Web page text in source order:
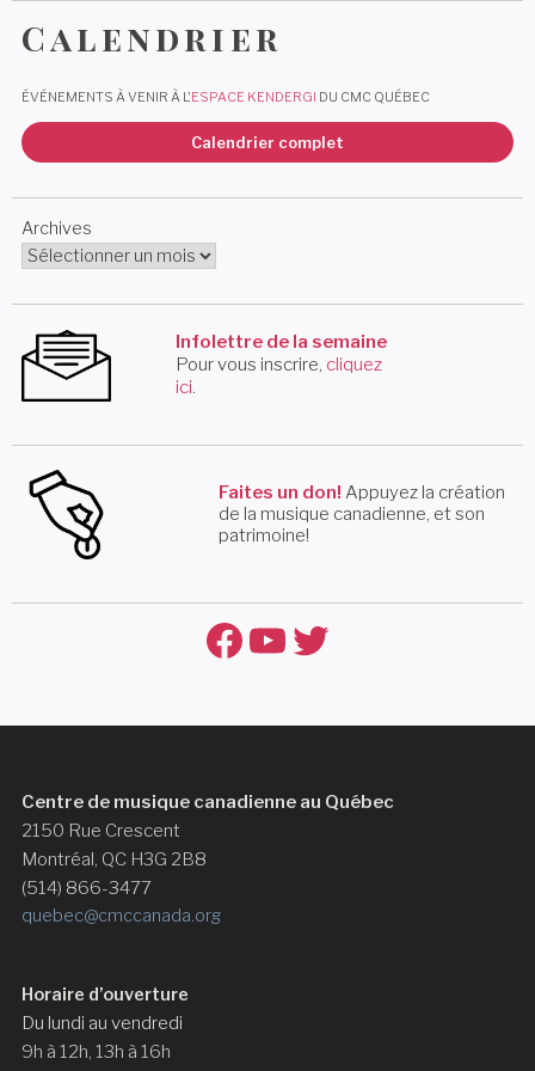
Calendrier
ÉVÉNEMENTS À VENIR À L'ESPACE KENDERGI DU CMC QUÉBEC
Calendrier complet
Archives
Infolettre de la semaine
Pour vous inscrire, cliquez
ici.
Faites un don! Appuyez la création
de la musique canadienne, et son
patrimoine!
Facebook
YouTube
Twitter
Centre de musique canadienne au Québec
2150 Rue Crescent
Montréal, QC H3G 2B8
(514) 866-3477
quebec@cmccanada.org
Horaire d’ouverture
Du lundi au vendredi
9h à 12h, 13h à 16h